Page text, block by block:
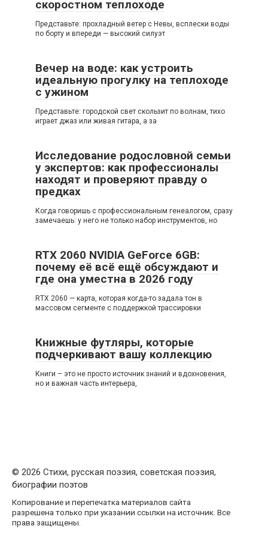
скоростном теплоходе
Представьте: прохладный ветер с Невы, всплески воды
по борту и впереди — высокий силуэт
Вечер на воде: как устроить
идеальную прогулку на теплоходе
с ужином
Представьте: городской свет скользит по волнам, тихо
играет джаз или живая гитара, а за
Исследование родословной семьи
у экспертов: как профессионалы
находят и проверяют правду о
предках
Когда говоришь с профессиональным генеалогом, сразу
замечаешь: у него не только набор инструментов, но
RTX 2060 NVIDIA GeForce 6GB:
почему её всё ещё обсуждают и
где она уместна в 2026 году
RTX 2060 — карта, которая когда-то задала тон в
массовом сегменте с поддержкой трассировки
Книжные футляры, которые
подчеркивают вашу коллекцию
Книги – это не просто источник знаний и вдохновения,
но и важная часть интерьера,
© 2026 Стихи, русская поэзия, советская поэзия,
биографии поэтов
Копирование и перепечатка материалов сайта
разрешена только при указании ссылки на источник. Все
права защищены.